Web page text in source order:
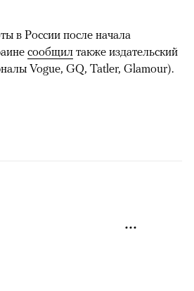
в России после начала
сообщил также издательский
Vogue, GQ, Tatler, Glamour).